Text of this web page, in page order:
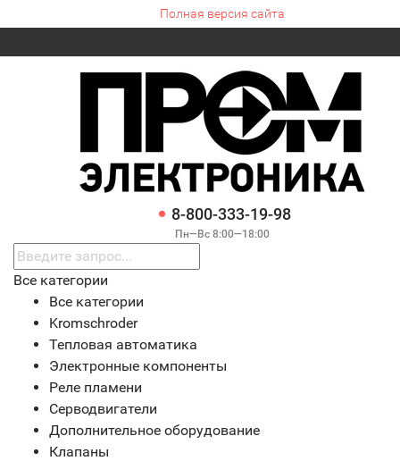
Полная версия сайта
8-800-333-19-98
Пн—Вс 8:00—18:00
Все категории
Все категории
Kromschroder
Тепловая автоматика
Электронные компоненты
Реле пламени
Серводвигатели
Дополнительное оборудование
Клапаны